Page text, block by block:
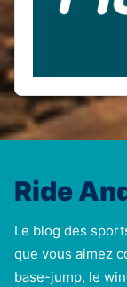
Ride
Le blog des
que vous aimez
base-jump, le